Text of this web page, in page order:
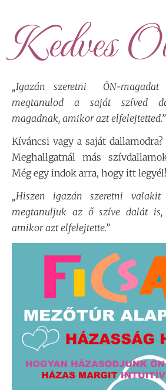
Kedves
„Igazán szeretni ÖN-
megtanulod a saját szíved
magadnak, amikor azt elfelejtetted.”
Kíváncsi vagy a saját
Meghallgatnál más
Még egy indok arra, hogy itt legyél!
„Hiszen igazán szeretni
megtanuljuk az ő szíve dalát
amikor azt elfelejtette.”